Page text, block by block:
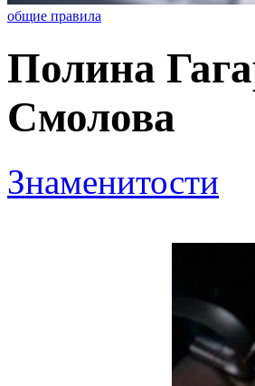
общие правила
Полина
Смолова
Знаменитости